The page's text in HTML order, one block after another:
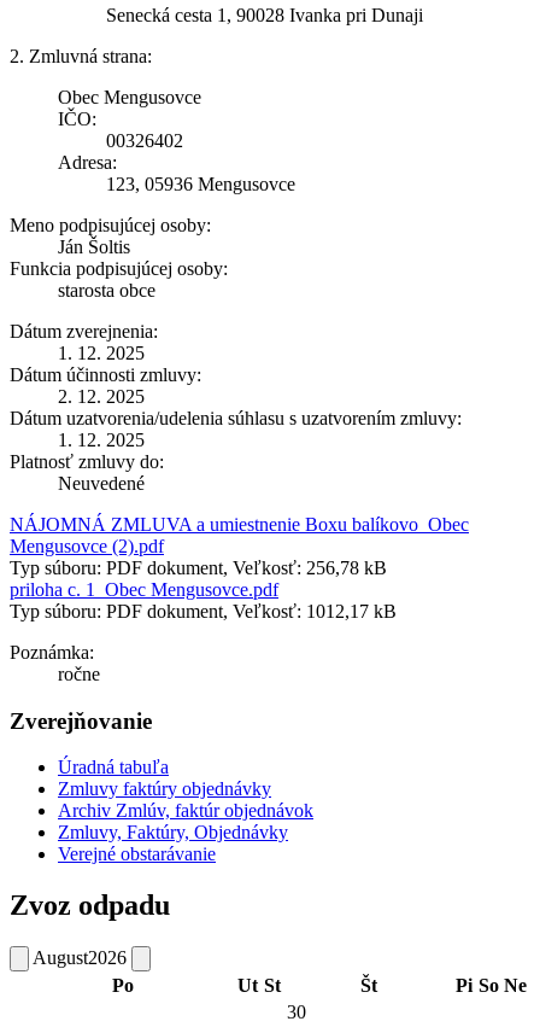
Senecká cesta 1, 90028 Ivanka pri Dunaji
2. Zmluvná strana:
Obec Mengusovce
IČO:
00326402
Adresa:
123, 05936 Mengusovce
Meno podpisujúcej osoby:
Ján Šoltis
Funkcia podpisujúcej osoby:
starosta obce
Dátum zverejnenia:
1. 12. 2025
Dátum účinnosti zmluvy:
2. 12. 2025
Dátum uzatvorenia/udelenia súhlasu s uzatvorením zmluvy:
1. 12. 2025
Platnosť zmluvy do:
Neuvedené
NÁJOMNÁ ZMLUVA a umiestnenie Boxu balíkovo_Obec
Mengusovce (2).pdf
Typ súboru: PDF dokument, Veľkosť: 256,78 kB
priloha c. 1_Obec Mengusovce.pdf
Typ súboru: PDF dokument, Veľkosť: 1012,17 kB
Poznámka:
ročne
Zverejňovanie
Úradná tabuľa
Zmluvy faktúry objednávky
Archiv Zmlúv, faktúr objednávok
Zmluvy, Faktúry, Objednávky
Verejné obstarávanie
Zvoz odpadu
August2026
Po
Ut St Št Pi So Ne
30